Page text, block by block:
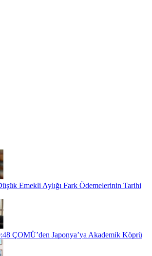
Emekli Aylığı Fark Ödemelerinin Tarihi
ÇOMÜ’den Japonya’ya Akademik Köprü